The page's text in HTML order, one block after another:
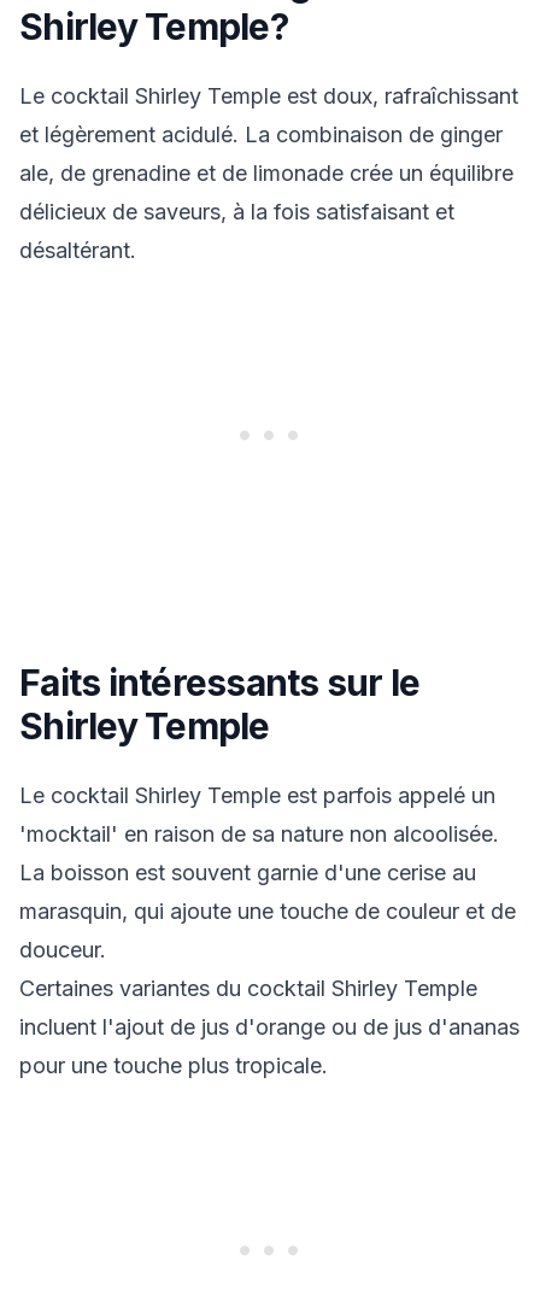
Shirley Temple?
Le cocktail Shirley Temple est doux, rafraîchissant
et légèrement acidulé. La combinaison de ginger
ale, de grenadine et de limonade crée un équilibre
délicieux de saveurs, à la fois satisfaisant et
désaltérant.
Faits intéressants sur le
Shirley Temple
Le cocktail Shirley Temple est parfois appelé un
'mocktail' en raison de sa nature non alcoolisée.
La boisson est souvent garnie d'une cerise au
marasquin, qui ajoute une touche de couleur et de
douceur.
Certaines variantes du cocktail Shirley Temple
incluent l'ajout de jus d'orange ou de jus d'ananas
pour une touche plus tropicale.